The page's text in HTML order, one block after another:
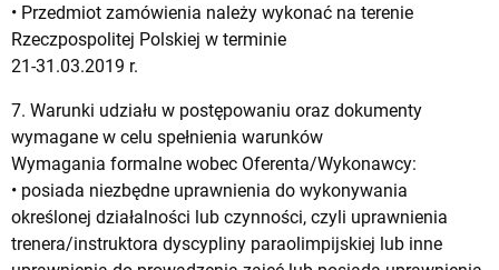
• Przedmiot zamówienia należy wykonać na terenie
Rzeczpospolitej Polskiej w terminie
21-31.03.2019 r.
7. Warunki udziału w postępowaniu oraz dokumenty
wymagane w celu spełnienia warunków
Wymagania formalne wobec Oferenta/Wykonawcy:
• posiada niezbędne uprawnienia do wykonywania
określonej działalności lub czynności, czyli uprawnienia
trenera/instruktora dyscypliny paraolimpijskiej lub inne